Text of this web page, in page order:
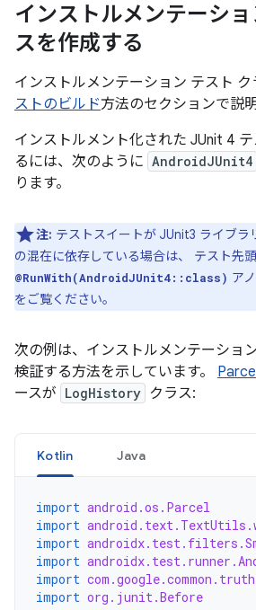
インストルメンテーシ
スを作成する
インストルメンテーション テスト ク
ストのビルド方法のセクションで説
インストルメント化された JUnit 4
るには、次のように AndroidJUnit4
ります。
注: テストスイートが JUnit3 ライブラ
の混在に依存している場合は、 テスト先
@RunWith(AndroidJUnit4::class) ア
をご覧ください。
次の例は、インストルメンテーショ
検証する方法を示しています。
ースが LogHistory クラス:
Kotlin Java
import android.os.Parcel
import
import
import
import
import org.junit.Before